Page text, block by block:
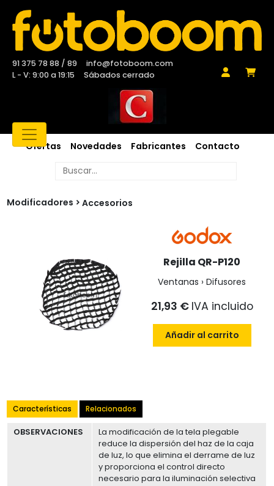
91 375 78 88 / 89
info@fotoboom.com
L - V: 9:00 a 19:15
Sábados cerrado
Ofertas Novedades Fabricantes Contacto
Modificadores Accesorios
Rejilla QR-P120
Ventanas › Difusores
21,93 € IVA incluido
Añadir al carrito
Características Relacionados
OBSERVACIONES
La modificación de la tela plegable
reduce la dispersión del haz de la caja
de luz, lo que elimina el derrame de luz
y proporciona el control directo
necesario para la iluminación selectiva